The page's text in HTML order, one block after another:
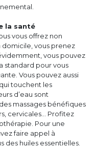
la santé
vous offrez non
vous prenez
vous pouvez
standard pour vous
Vous pouvez aussi
touchent les
d’eau sont
massages bénéfiques
cervicales… Profitez
Pour une
faire appel à
des huiles essentielles.